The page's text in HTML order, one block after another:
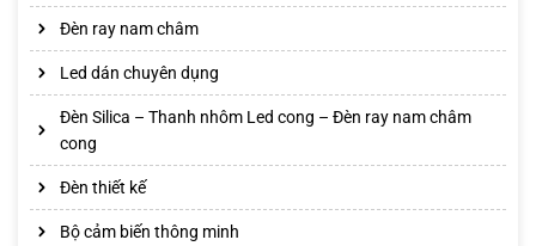
Đèn ray nam châm
Led dán chuyên dụng
Đèn Silica – Thanh nhôm Led cong – Đèn ray nam châm
cong
Đèn thiết kế
Bộ cảm biến thông minh